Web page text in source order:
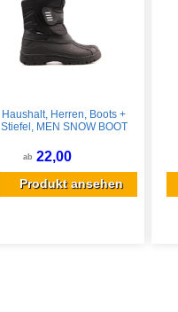
Haushalt, Herren, Boots +
Stiefel, MEN SNOW BOOT
Schwarz, (42)
ab 22,00
Produkt ansehen